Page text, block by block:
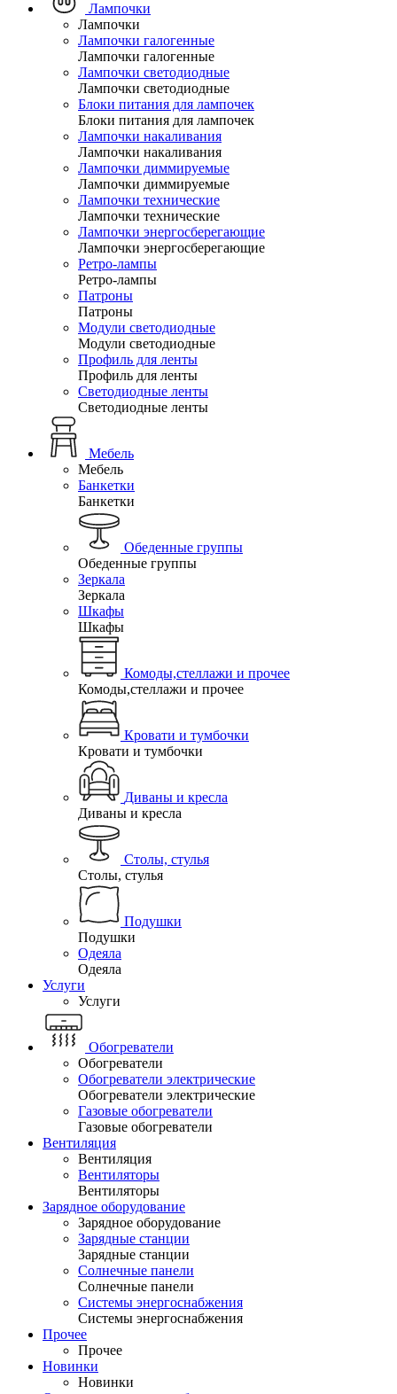
Лампочки
Лампочки
Лампочки галогенные
Лампочки галогенные
Лампочки светодиодные
Лампочки светодиодные
Блоки питания для лампочек
Блоки питания для лампочек
Лампочки накаливания
Лампочки накаливания
Лампочки диммируемые
Лампочки диммируемые
Лампочки технические
Лампочки технические
Лампочки энергосберегающие
Лампочки энергосберегающие
Ретро-лампы
Ретро-лампы
Патроны
Патроны
Модули светодиодные
Модули светодиодные
Профиль для ленты
Профиль для ленты
Светодиодные ленты
Светодиодные ленты
Мебель
Мебель
Банкетки
Банкетки
Обеденные группы
Обеденные группы
Зеркала
Зеркала
Шкафы
Шкафы
Комоды,стеллажи и прочее
Комоды,стеллажи и прочее
Кровати и тумбочки
Кровати и тумбочки
Диваны и кресла
Диваны и кресла
Столы, стулья
Столы, стулья
Подушки
Подушки
Одеяла
Одеяла
Услуги
Услуги
Обогреватели
Обогреватели
Обогреватели электрические
Обогреватели электрические
Газовые обогреватели
Газовые обогреватели
Вентиляция
Вентиляция
Вентиляторы
Вентиляторы
Зарядное оборудование
Зарядное оборудование
Зарядные станции
Зарядные станции
Солнечные панели
Солнечные панели
Системы энергоснабжения
Системы энергоснабжения
Прочее
Прочее
Новинки
Новинки